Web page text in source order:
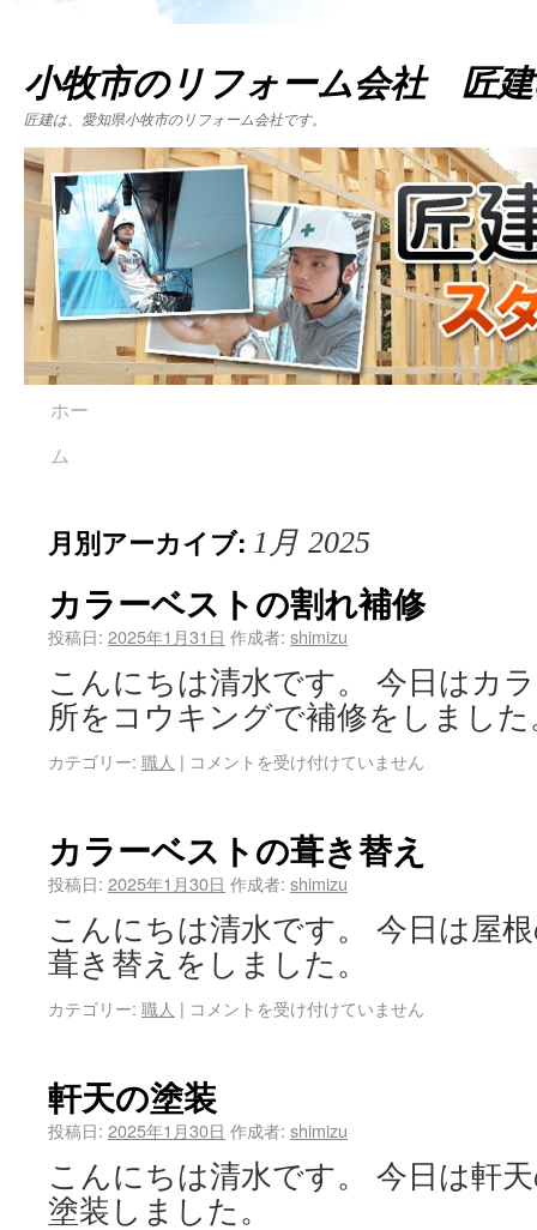
小牧市のリフォーム会社 匠
匠建は、愛知県小牧市のリフォーム会社です。
ホー
ム
月別アーカイブ: 1月 2025
カラーベストの割れ補修
投稿日: 2025年1月31日 作成者: shimizu
こんにちは清水です。 今日はカ
所をコウキングで補修をしました
カテゴリー: 職人 | コメントを受け付けていません
カラーベストの葺き替え
投稿日: 2025年1月30日 作成者: shimizu
こんにちは清水です。 今日は屋
葺き替えをしました。
カテゴリー: 職人 | コメントを受け付けていません
軒天の塗装
投稿日: 2025年1月30日 作成者: shimizu
こんにちは清水です。 今日は軒
塗装しました。